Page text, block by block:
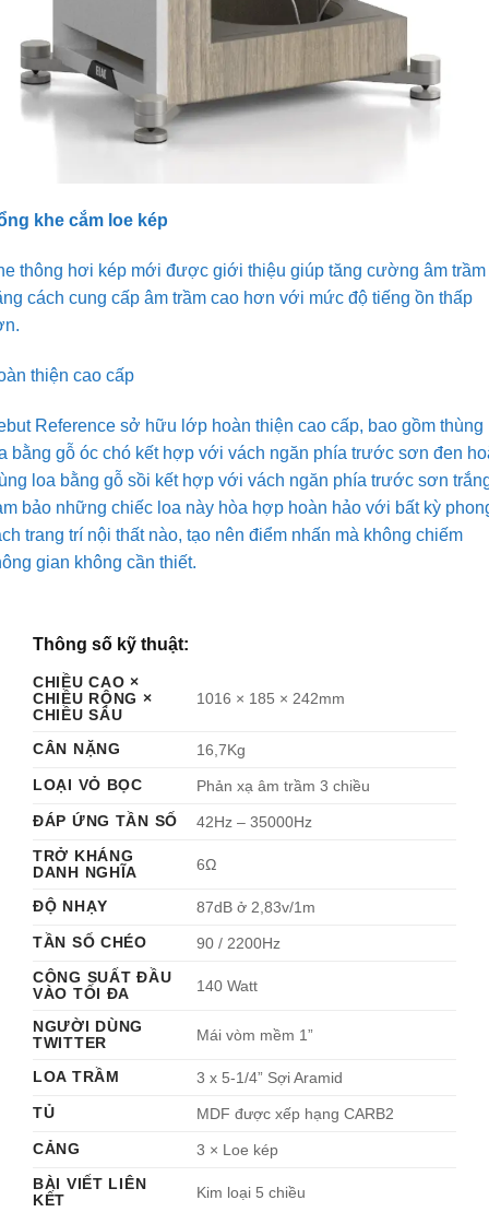
khe cắm loe kép
thông hơi kép mới được giới thiệu giúp tăng cường âm trầm
cách cung cấp âm trầm cao hơn với mức độ tiếng ồn thấp
thiện cao cấp
Reference sở hữu lớp hoàn thiện cao cấp, bao gồm thùng
bằng gỗ óc chó kết hợp với vách ngăn phía trước sơn đen
loa bằng gỗ sồi kết hợp với vách ngăn phía trước sơn
bảo những chiếc loa này hòa hợp hoàn hảo với bất kỳ
trang trí nội thất nào, tạo nên điểm nhấn mà không chiếm
gian không cần thiết.
Thông số kỹ thuật:
CHIỀU CAO ×
CHIỀU RỘNG ×
CHIỀU SÂU
1016 × 185 × 242mm
CÂN NẶNG
16,7Kg
LOẠI VỎ BỌC
Phản xạ âm trầm 3 chiều
ĐÁP ỨNG TẦN SỐ
42Hz – 35000Hz
TRỞ KHÁNG
DANH NGHĨA
6Ω
ĐỘ NHẠY
87dB ở 2,83v/1m
TẦN SỐ CHÉO
90 / 2200Hz
CÔNG SUẤT ĐẦU
VÀO TỐI ĐA
140 Watt
NGƯỜI DÙNG
TWITTER
Mái vòm mềm 1”
LOA TRẦM
3 x 5-1/4” Sợi Aramid
TỦ
MDF được xếp hạng CARB2
CẢNG
3 × Loe kép
BÀI VIẾT LIÊN
KẾT
Kim loại 5 chiều